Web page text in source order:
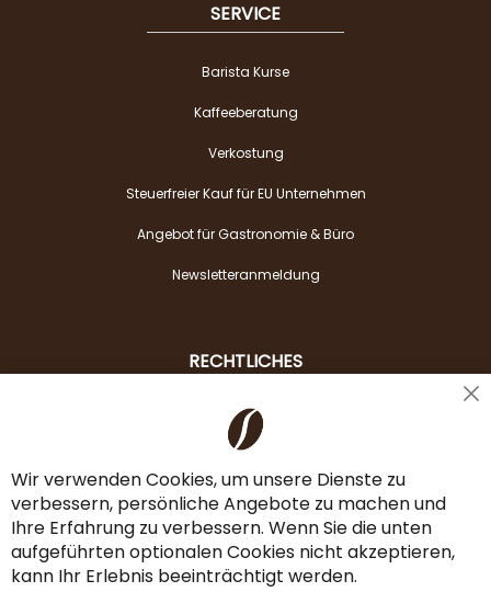
SERVICE
Barista Kurse
Kaffeeberatung
Verkostung
Steuerfreier Kauf für EU Unternehmen
Angebot für Gastronomie & Büro
Newsletteranmeldung
RECHTLICHES
Liefer- & Versandkosten
AGB & Widerrufsrecht
Vertrag widerrufen
Impressum
Wir verwenden Cookies, um unsere Dienste zu
verbessern, persönliche Angebote zu machen und
Ihre Erfahrung zu verbessern. Wenn Sie die unten
aufgeführten optionalen Cookies nicht akzeptieren,
kann Ihr Erlebnis beeinträchtigt werden.